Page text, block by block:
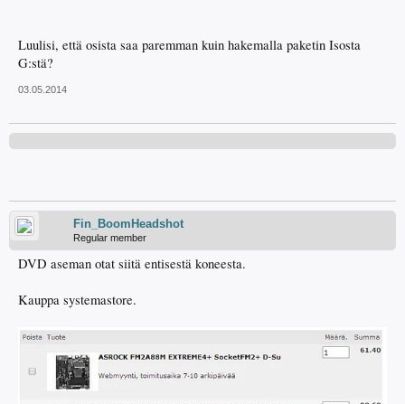
Luulisi, että osista saa paremman kuin hakemalla paketin Isosta
G:stä?
03.05.2014
Fin_BoomHeadshot
Regular member
DVD aseman otat siitä entisestä koneesta.
Kauppa systemastore.